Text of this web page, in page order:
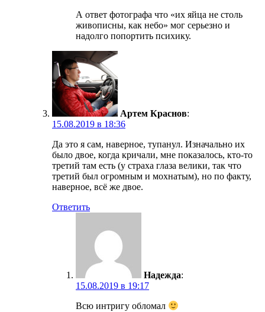
А ответ фотографа что «их яйца не столь
живописны, как небо» мог серьезно и
надолго попортить психику.
Артем Краснов:
15.08.2019 в 18:36
Да это я сам, наверное, тупанул. Изначально их
было двое, когда кричали, мне показалось, кто-то
третий там есть (у страха глаза велики, так что
третий был огромным и мохнатым), но по факту,
наверное, всё же двое.
Ответить
Надежда:
15.08.2019 в 19:17
Всю интригу обломал